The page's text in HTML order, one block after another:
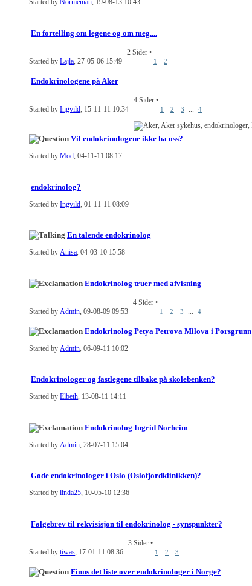
Started by Normenian, 19-08-13 10:43
En fortelling om legene og om meg....
Started by Lajla , 27-05-06 15:49
2 Sider •
1 2
Endokrinologene på Aker
Started by Ingvild, 15-11-11 10:34
4 Sider •
1 2 3 ... 4
Vil endokrinologene ikke ha oss?
Started by Mod, 04-11-11 08:17
endokrinolog?
Started by Ingvild , 01-11-11 08:09
En talende endokrinolog
Started by Anisa, 04-03-10 15:58
Endokrinolog truer med afvisning
Started by Admin , 09-08-09 09:53
4 Sider •
1 2 3 4
Endokrinolog Petya Petrova Milova i Porsgrunn
Started by Admin, 06-09-11 10:02
Endokrinologer og fastlegene tilbake på skolebenken?
Started by Elbeth, 13-08-11 14:11
Endokrinolog Ingrid Norheim
Started by Admin, 28-07-11 15:04
Gode endokrinologer i Oslo (Oslofjordklinikken)?
Started by linda25, 10-05-10 12:36
Følgebrev til rekvisisjon til endokrinolog - synspunkter?
Started by tiwas, 17-01-11 08:36
3 Sider •
1 2 3
Finns det liste over endokrinologer i Norge?